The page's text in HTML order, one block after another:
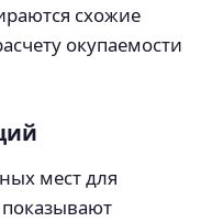
схожие
окупаемости
мест для